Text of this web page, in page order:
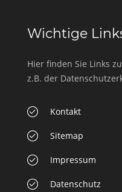
Wichtige
Hier finden Sie Links
z.B. der
Kontakt
Sitemap
Impressum
Datenschutz